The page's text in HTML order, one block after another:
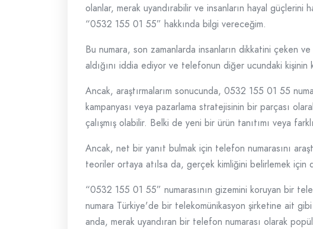
olanlar, merak uyandırabilir ve insanların hayal
“0532 155 01 55” hakkında bilgi vereceğim.
Bu numara, son zamanlarda insanların dikkatini çeken
aldığını iddia ediyor ve telefonun diğer ucundaki
Ancak, araştırmalarım sonucunda, 0532 155 01 55
kampanyası veya pazarlama stratejisinin bir parçası
çalışmış olabilir. Belki de yeni bir ürün tanıtımı veya
Ancak, net bir yanıt bulmak için telefon numarasını
teoriler ortaya atılsa da, gerçek kimliğini belirlemek için
“0532 155 01 55” numarasının gizemini koruyan bir
numara Türkiye'de bir telekomünikasyon şirketine ait
anda, merak uyandıran bir telefon numarası olarak